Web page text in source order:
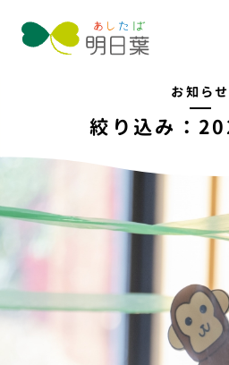
お知らせ
絞り込み：